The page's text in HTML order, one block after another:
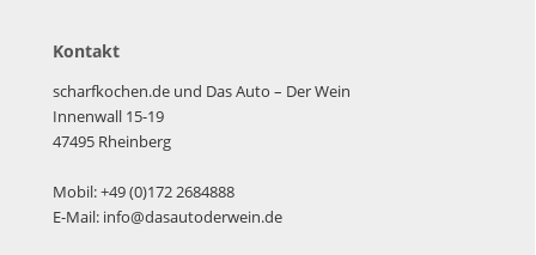
Kontakt
scharfkochen.de und Das Auto – Der Wein
Innenwall 15-19
47495 Rheinberg
Mobil: +49 (0)172 2684888
E-Mail: info@dasautoderwein.de